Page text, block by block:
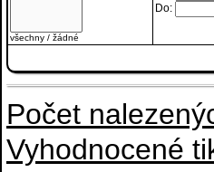
všechny / žádné
Do:
Počet
Vyhodnocené